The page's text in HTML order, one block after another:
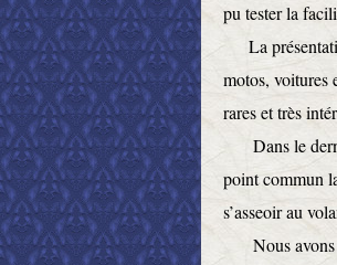
pu tester la
La
motos, voitures
rares et très
Dans le
point commun
s’asseoir au
Nous avons